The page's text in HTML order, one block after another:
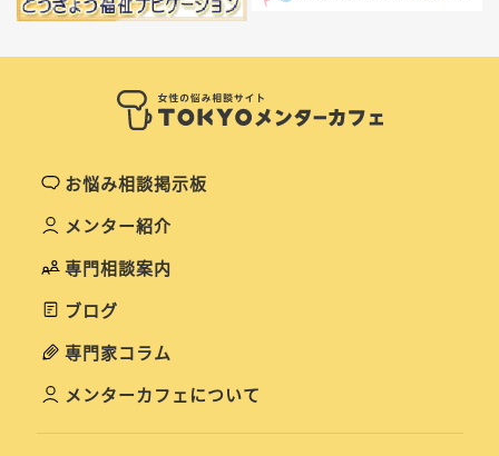
お悩み相談掲示板
メンター紹介
専門相談案内
ブログ
専門家コラム
メンターカフェについて